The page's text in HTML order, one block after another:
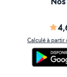
Calculé à partir